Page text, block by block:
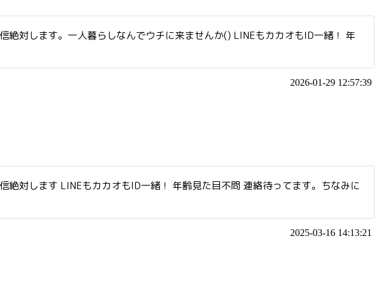
対します。一人暮らしなんでウチに来ませんか() LINEもカカオもID一緒！ 年
2026-01-29 12:57:39
対します LINEもカカオもID一緒！ 年齢見た目不問 連絡待ってます。ちなみに
2025-03-16 14:13:21